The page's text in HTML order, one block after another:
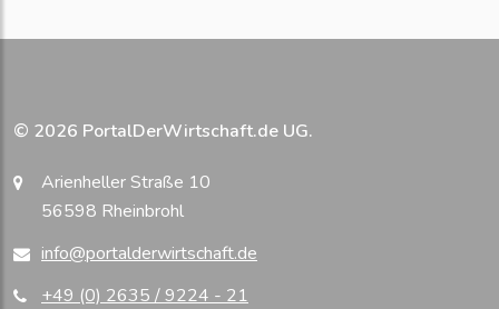
© 2026 PortalDerWirtschaft.de UG.
Arienheller Straße 10
56598 Rheinbrohl
info@portalderwirtschaft.de
+49 (0) 2635 / 9224 - 21